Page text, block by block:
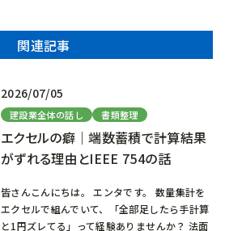
関連記事
2026/07/05
建設業全体の話し 書類整理
エクセルの癖｜端数蓄積で計算結果
がずれる理由とIEEE 754の話
皆さんこんにちは。 エンタです。 数量集計を
エクセルで組んでいて、「全部足したら手計算
と1円ズレてる」って経験ありませんか？ 法面